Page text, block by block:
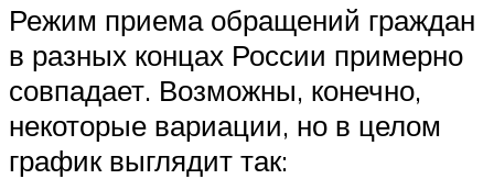
Режим приема обращений граждан
в разных концах России примерно
совпадает. Возможны, конечно,
некоторые вариации, но в целом
график выглядит так: